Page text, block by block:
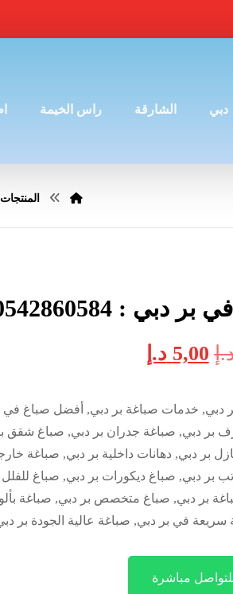
دبي الشارقة راس الخيمة
المنتجات
دبي : 0542860584
5,00 د.إ
دبي, خدمات صباغة بر دبي, أفضل صباغ في
بر دبي, صباغة جدران بر دبي, صباغ شقق
بر دبي, دهانات داخلية بر دبي, صباغة
بر دبي, صباغ ديكورات بر دبي, صباغ للفلل
بر دبي, صباغ متخصص بر دبي, صباغة
سريعة في بر دبي, صباغة عالية الجودة بر
مباشرة